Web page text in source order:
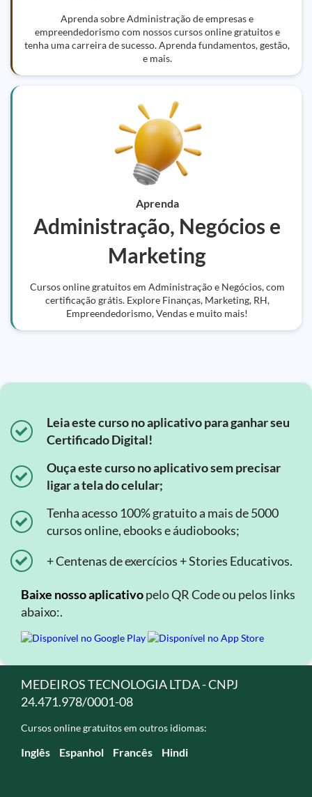
Aprenda sobre Administração de empresas e
empreendedorismo com nossos cursos online gratuitos e
tenha uma carreira de sucesso. Aprenda fundamentos, gestão,
e mais.
Aprenda
Administração, Negócios e
Marketing
Cursos online gratuitos em Administração e Negócios, com
certificação grátis. Explore Finanças, Marketing, RH,
Empreendedorismo, Vendas e muito mais!
Leia este curso no aplicativo para ganhar seu
Certificado Digital!
Ouça este curso no aplicativo sem precisar
ligar a tela do celular;
Tenha acesso 100% gratuito a mais de 5000
cursos online, ebooks e áudiobooks;
+ Centenas de exercícios + Stories Educativos.
Baixe nosso aplicativopelo QR Code ou pelos links
abaixo:.
MEDEIROS TECNOLOGIA LTDA - CNPJ
24.471.978/0001-08
Cursos online gratuitos em outros idiomas:
Inglês Espanhol Francês Hindi